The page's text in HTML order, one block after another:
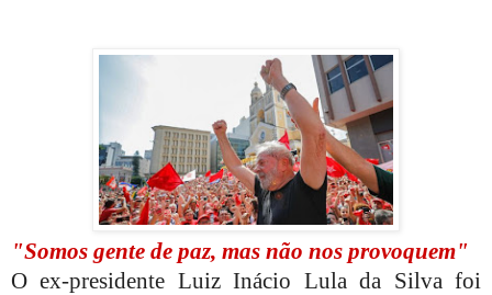
"Somos gente de paz, mas não nos provoquem"
O ex-presidente Luiz Inácio Lula da Silva foi